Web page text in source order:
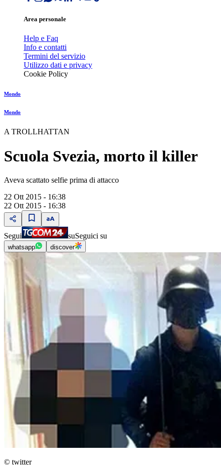
Area personale
Help e Faq
Info e contatti
Termini del servizio
Utilizzo dati e privacy
Cookie Policy
Mondo
Mondo
A TROLLHATTAN
Scuola Svezia, morto il killer
Aveva scattato selfie prima di attacco
22 Ott 2015 - 16:38
22 Ott 2015 - 16:38
Segui suSeguici su
whatsapp discover
© twitter